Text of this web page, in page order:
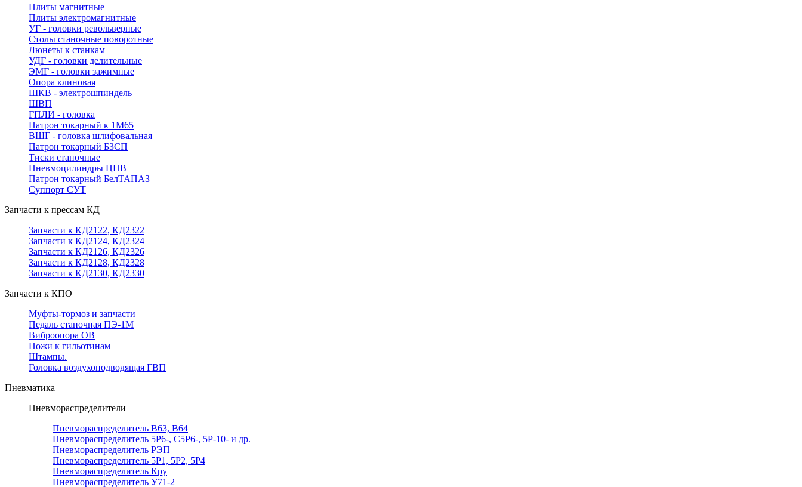
Плиты магнитные
Плиты электромагнитные
УГ - головки револьверные
Столы станочные поворотные
Люнеты к станкам
УДГ - головки делительные
ЭМГ - головки зажимные
Опора клиновая
ШКВ - электрошпиндель
ШВП
ГПЛИ - головка
Патрон токарный к 1М65
ВШГ - головка шлифовальная
Патрон токарный БЗСП
Тиски станочные
Пневмоцилиндры ЦПВ
Патрон токарный БелТАПАЗ
Суппорт СУТ
Запчасти к прессам КД
Запчасти к КД2122, КД2322
Запчасти к КД2124, КД2324
Запчасти к КД2126, КД2326
Запчасти к КД2128, КД2328
Запчасти к КД2130, КД2330
Запчасти к КПО
Муфты-тормоз и запчасти
Педаль станочная ПЭ-1М
Виброопора ОВ
Ножи к гильотинам
Штампы.
Головка воздухоподводящая ГВП
Пневматика
Пневмораспределители
Пневмораспределитель В63, В64
Пневмораспределитель 5Р6-, С5Р6-, 5Р-10- и др.
Пневмораспределитель РЭП
Пневмораспределитель 5Р1, 5Р2, 5Р4
Пневмораспределитель Кру
Пневмораспределитель У71-2